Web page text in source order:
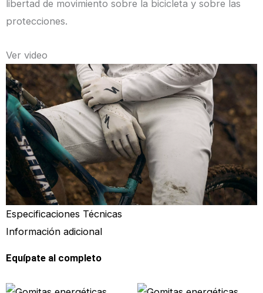
libertad de movimiento sobre la bicicleta y sobre las
protecciones.
Ver video
Especificaciones Técnicas
Información adicional
Equípate al completo